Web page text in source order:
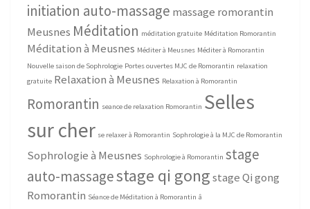
initiation auto-massage massage romorantin
Meusnes Méditation méditation gratuite Méditation Romorantin
Méditation à Meusnes Méditer à Meusnes Méditer à Romorantin
Nouvelle saison de Sophrologie Portes ouvertes MJC de Romorantin relaxation
gratuite Relaxation à Meusnes Relaxation à Romorantin
Romorantin seance de relaxation Romorantin Selles
sur cher se relaxer à Romorantin Sophrologie à la MJC de Romorantin
Sophrologie à Meusnes Sophrologie à Romorantin stage
auto-massagestage qi gongstage Qi gong
Romorantin Séance de Méditation à Romorantin â